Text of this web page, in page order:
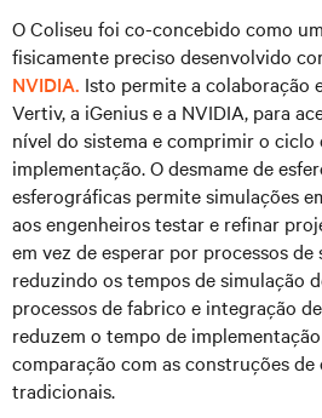
O Coliseu foi co-concebido como
fisicamente preciso desenvolvido
NVIDIA. Isto permite a colaboração
Vertiv, a iGenius e a NVIDIA, para
nível do sistema e comprimir o ciclo
implementação. O desmame de
esferográficas permite simulações
aos engenheiros testar e refinar
em vez de esperar por processos
reduzindo os tempos de simulação
processos de fabrico e integração
reduzem o tempo de
comparação com as construções
tradicionais.